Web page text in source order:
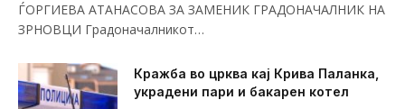
ЃОРГИЕВА АТАНАСОВА ЗА ЗАМЕНИК ГРАДОНАЧАЛНИК НА
ЗРНОВЦИ Градоначалникот…
Кражба во црква кај Крива Паланка,
украдени пари и бакарен котел